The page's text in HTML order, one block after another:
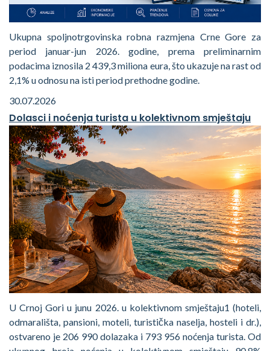
Ukupna spoljnotrgovinska robna razmjena Crne Gore za
period januar-jun 2026. godine, prema preliminarnim
podacima iznosila 2 439,3 miliona eura, što ukazuje na rast od
2,1% u odnosu na isti period prethodne godine.
30.07.2026
Dolasci i noćenja turista u kolektivnom smještaju
U Crnoj Gori u junu 2026. u kolektivnom smještaju1 (hoteli,
odmarališta, pansioni, moteli, turistička naselja, hosteli i dr.),
ostvareno je 206 990 dolazaka i 793 956 noćenja turista. Od